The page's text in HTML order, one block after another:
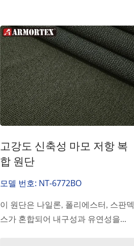
고강도 신축성 마모 저항 복
합 원단
모델 번호: NT-6772BO
이 원단은 나일론, 폴리에스터, 스판덱
스가 혼합되어 내구성과 유연성을...